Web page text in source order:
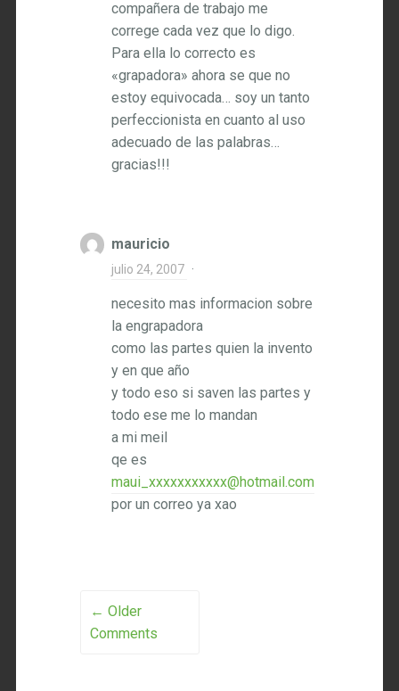
compañera de trabajo me
correge cada vez que lo digo.
Para ella lo correcto es
«grapadora» ahora se que no
estoy equivocada… soy un tanto
perfeccionista en cuanto al uso
adecuado de las palabras…
gracias!!!
mauricio
julio 24, 2007 ·
necesito mas informacion sobre
la engrapadora
como las partes quien la invento
y en que año
y todo eso si saven las partes y
todo ese me lo mandan
a mi meil
qe es
maui_xxxxxxxxxxx@hotmail.com
por un correo ya xao
Comment
← Older
Comments